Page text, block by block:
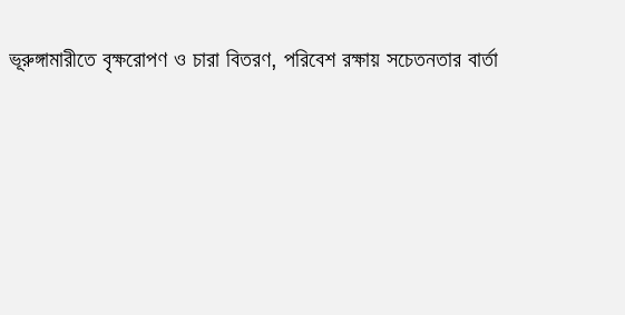
ভূরুঙ্গামারীতে বৃক্ষরোপণ ও চারা বিতরণ, পরিবেশ রক্ষায় সচেতনতার বার্তা